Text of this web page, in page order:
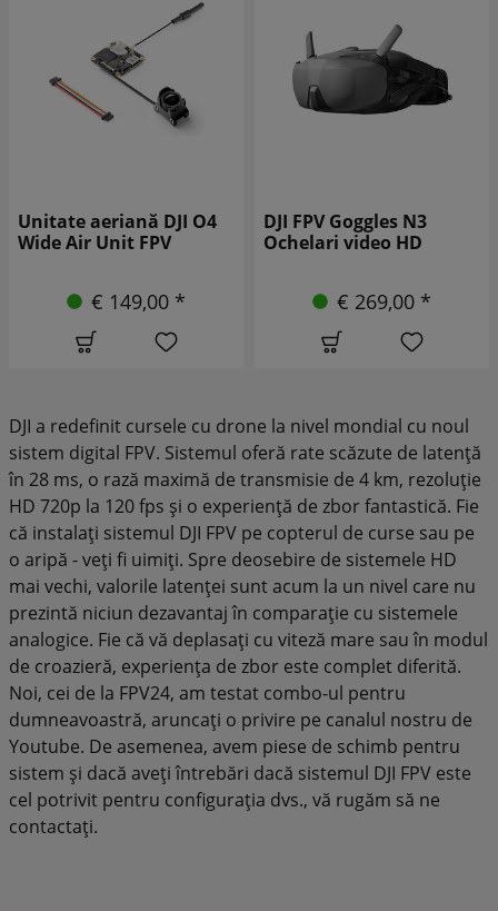
Unitate aeriană DJI O4
Wide Air Unit FPV
€ 149,00 *
DJI FPV Goggles N3
Ochelari video HD
€ 269,00 *
DJI a redefinit cursele cu drone la nivel mondial cu noul
sistem digital FPV. Sistemul oferă rate scăzute de latență
în 28 ms, o rază maximă de transmisie de 4 km, rezoluție
HD 720p la 120 fps și o experiență de zbor fantastică. Fie
că instalați sistemul DJI FPV pe copterul de curse sau pe
o aripă - veți fi uimiți. Spre deosebire de sistemele HD
mai vechi, valorile latenței sunt acum la un nivel care nu
prezintă niciun dezavantaj în comparație cu sistemele
analogice. Fie că vă deplasați cu viteză mare sau în modul
de croazieră, experiența de zbor este complet diferită.
Noi, cei de la FPV24, am testat combo-ul pentru
dumneavoastră, aruncați o privire pe canalul nostru de
Youtube. De asemenea, avem piese de schimb pentru
sistem și dacă aveți întrebări dacă sistemul DJI FPV este
cel potrivit pentru configurația dvs., vă rugăm să ne
contactați.